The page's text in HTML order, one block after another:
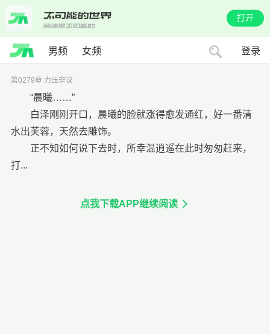
打开
男频 女频 登录
第0279章 力压非议
“晨曦……”
白泽刚刚开口，晨曦的脸就涨得愈发通红，好一番清
水出芙蓉，天然去雕饰。
正不知如何说下去时，所幸温逍遥在此时匆匆赶来，
打...
点我下载APP继续阅读